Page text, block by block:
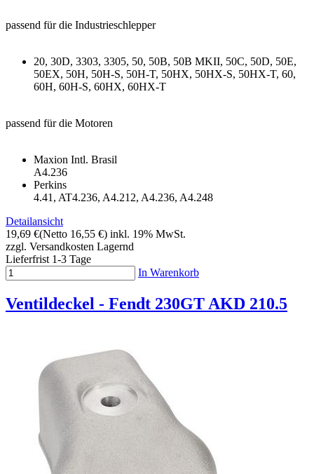
passend für die Industrieschlepper
20, 30D, 3303, 3305, 50, 50B, 50B MKII, 50C, 50D, 50E,
50EX, 50H, 50H-S, 50H-T, 50HX, 50HX-S, 50HX-T, 60,
60H, 60H-S, 60HX, 60HX-T
passend für die Motoren
Maxion Intl. Brasil
A4.236
Perkins
4.41, AT4.236, A4.212, A4.236, A4.248
Detailansicht
19,69 €(Netto 16,55 €) inkl. 19% MwSt.
zzgl. Versandkosten Lagernd
Lieferfrist 1-3 Tage
In Warenkorb
Ventildeckel - Fendt 230GT AKD 210.5